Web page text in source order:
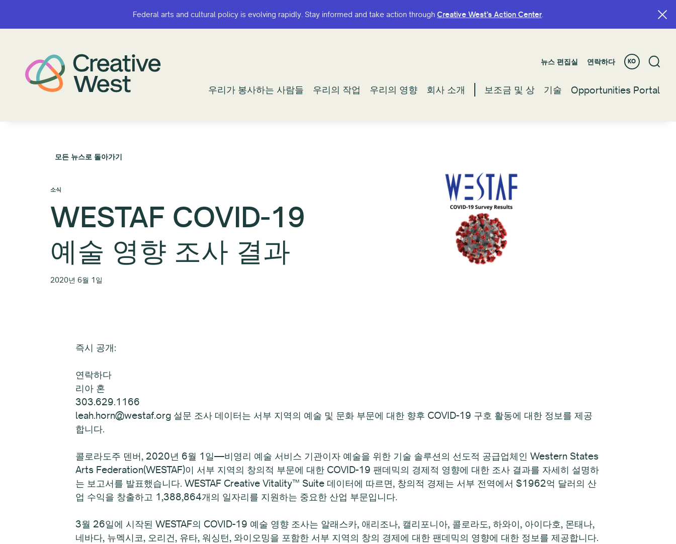
Federal arts and cultural policy is evolving rapidly. Stay informed and take action through Creative West’s Action Center.
뉴스 편집실 연락하다 KO
우리가 봉사하는 사람들 우리의 작업 우리의 영향 회사 소개 보조금 및 상 기술 Opportunities Portal
Federal arts and cultural policy is evolving rapidly. Stay informed and take action through Creative West’s Action Center.
뉴스 편집실 연락하다 KO
우리가 봉사하는 사람들 우리의 작업 우리의 영향 회사 소개 보조금 및 상 기술 Opportunities Portal
모든 뉴스로 돌아가기
소식
WESTAF COVID-19
예술 영향 조사 결과
2020년 6월 1일
즉시 공개:
연락하다
리아 혼
303.629.1166
leah.horn@westaf.org 설문 조사 데이터는 서부 지역의 예술 및 문화 부문에 대한 향후 COVID-19 구호 활동에 대한 정보를 제공
합니다.
콜로라도주 덴버, 2020년 6월 1일—비영리 예술 서비스 기관이자 예술을 위한 기술 솔루션의 선도적 공급업체인 Western States
Arts Federation(WESTAF)이 서부 지역의 창의적 부문에 대한 COVID-19 팬데믹의 경제적 영향에 대한 조사 결과를 자세히 설명하
는 보고서를 발표했습니다. WESTAF Creative Vitality™ Suite 데이터에 따르면, 창의적 경제는 서부 전역에서 $1962억 달러의 산
업 수익을 창출하고 1,388,864개의 일자리를 지원하는 중요한 산업 부문입니다.
3월 26일에 시작된 WESTAF의 COVID-19 예술 영향 조사는 알래스카, 애리조나, 캘리포니아, 콜로라도, 하와이, 아이다호, 몬태나,
네바다, 뉴멕시코, 오리건, 유타, 워싱턴, 와이오밍을 포함한 서부 지역의 창의 경제에 대한 팬데믹의 영향에 대한 정보를 제공합니다.